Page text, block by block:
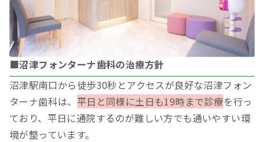
■沼津フォンターナ歯科の治療方針
沼津駅南口から徒歩30秒とアクセスが良好な沼津フォン
ターナ歯科は、 平日と同様に土日も19時まで診療を行っ
ており、平日に通院するのが難しい方でも通いやすい環
境が整っています。